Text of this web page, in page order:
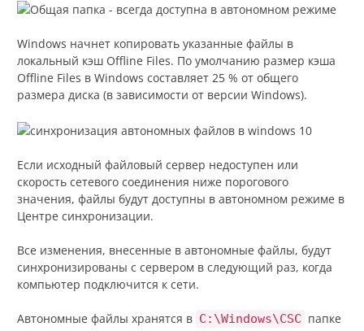
Windows начнет копировать указанные файлы в
локальный кэш Offline Files. По умолчанию размер кэша
Offline Files в Windows составляет 25 % от общего
размера диска (в зависимости от версии Windows).
Если исходный файловый сервер недоступен или
скорость сетевого соединения ниже порогового
значения, файлы будут доступны в автономном режиме в
Центре синхронизации.
Все изменения, внесенные в автономные файлы, будут
синхронизированы с сервером в следующий раз, когда
компьютер подключится к сети.
Автономные файлы хранятся в C:\Windows\CSC папке